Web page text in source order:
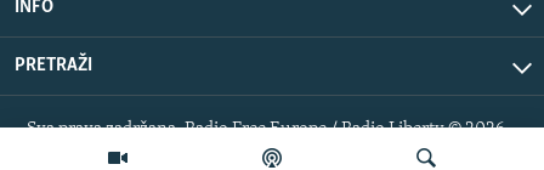
INFO
PRETRAŽI
Sva prava zadržana. Radio Free Europe / Radio Liberty © 2026
RFE/RL, Inc.